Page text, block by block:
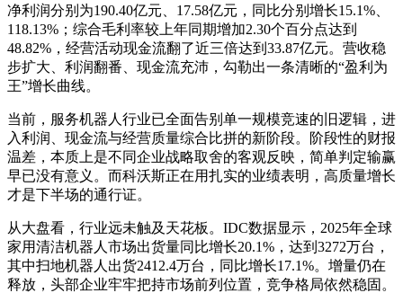
净利润分别为190.40亿元、17.58亿元，同比分别增长15.1%、
118.13%；综合毛利率较上年同期增加2.30个百分点达到
48.82%，经营活动现金流翻了近三倍达到33.87亿元。营收稳
步扩大、利润翻番、现金流充沛，勾勒出一条清晰的“盈利为
王”增长曲线。
当前，服务机器人行业已全面告别单一规模竞速的旧逻辑，进
入利润、现金流与经营质量综合比拼的新阶段。阶段性的财报
温差，本质上是不同企业战略取舍的客观反映，简单判定输赢
早已没有意义。而科沃斯正在用扎实的业绩表明，高质量增长
才是下半场的通行证。
从大盘看，行业远未触及天花板。IDC数据显示，2025年全球
家用清洁机器人市场出货量同比增长20.1%，达到3272万台，
其中扫地机器人出货2412.4万台，同比增长17.1%。增量仍在
释放，头部企业牢牢把持市场前列位置，竞争格局依然稳固。